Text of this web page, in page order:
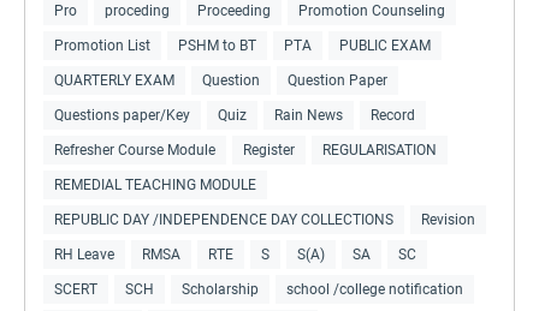
Pro proceding Proceeding Promotion Counseling
Promotion List PSHM to BT PTA PUBLIC EXAM
QUARTERLY EXAM Question Question Paper
Questions paper/Key Quiz Rain News Record
Refresher Course Module Register REGULARISATION
REMEDIAL TEACHING MODULE
REPUBLIC DAY /INDEPENDENCE DAY COLLECTIONS Revision
RH Leave RMSA RTE S S(A) SA SC
SCERT SCH Scholarship school /college notification